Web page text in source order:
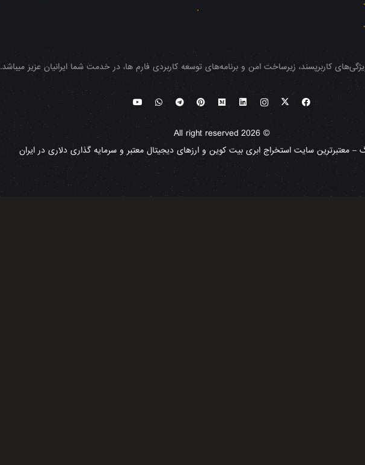
کاربرپسند، زیرساخت امن و برنامه‌های توسعه کاربردی فارم ها، در خدمت شما ایرانیان عزیز میباشد.
© All right reserved 2026
معتبرترین سایت استخراج ابری بیت کوین و ارزهای دیجیتال معتبر و سرمایه گذاری دلاری در ایران